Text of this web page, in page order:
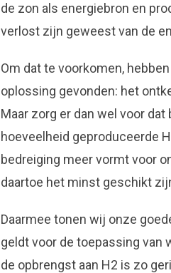
de zon als energiebron en
verlost zijn geweest van de
Om dat te voorkomen,
oplossing gevonden: het
Maar zorg er dan wel voor
hoeveelheid geproduceerde
bedreiging meer vormt voor
daartoe het minst geschikt
Daarmee tonen wij onze
geldt voor de toepassing van
de opbrengst aan H2 is zo